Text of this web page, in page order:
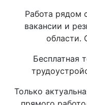
Работа рядом
вакансии и
области.
Бесплатная
Только